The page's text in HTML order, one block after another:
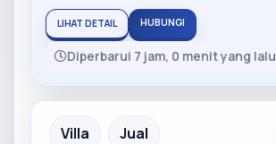
LIHAT DETAIL HUBUNGI
Diperbarui 7 jam, 0 menit yang lalu
Partner Ad
Villa Jual